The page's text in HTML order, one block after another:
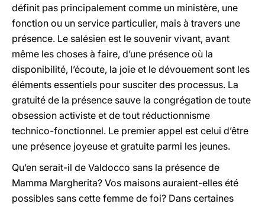
définit pas principalement comme un ministère, une
fonction ou un service particulier, mais à travers une
présence. Le salésien est le souvenir vivant, avant
même les choses à faire, d’une présence où la
disponibilité, l’écoute, la joie et le dévouement sont les
éléments essentiels pour susciter des processus. La
gratuité de la présence sauve la congrégation de toute
obsession activiste et de tout réductionnisme
technico-fonctionnel. Le premier appel est celui d’être
une présence joyeuse et gratuite parmi les jeunes.
Qu’en serait-il de Valdocco sans la présence de
Mamma Margherita? Vos maisons auraient-elles été
possibles sans cette femme de foi? Dans certaines